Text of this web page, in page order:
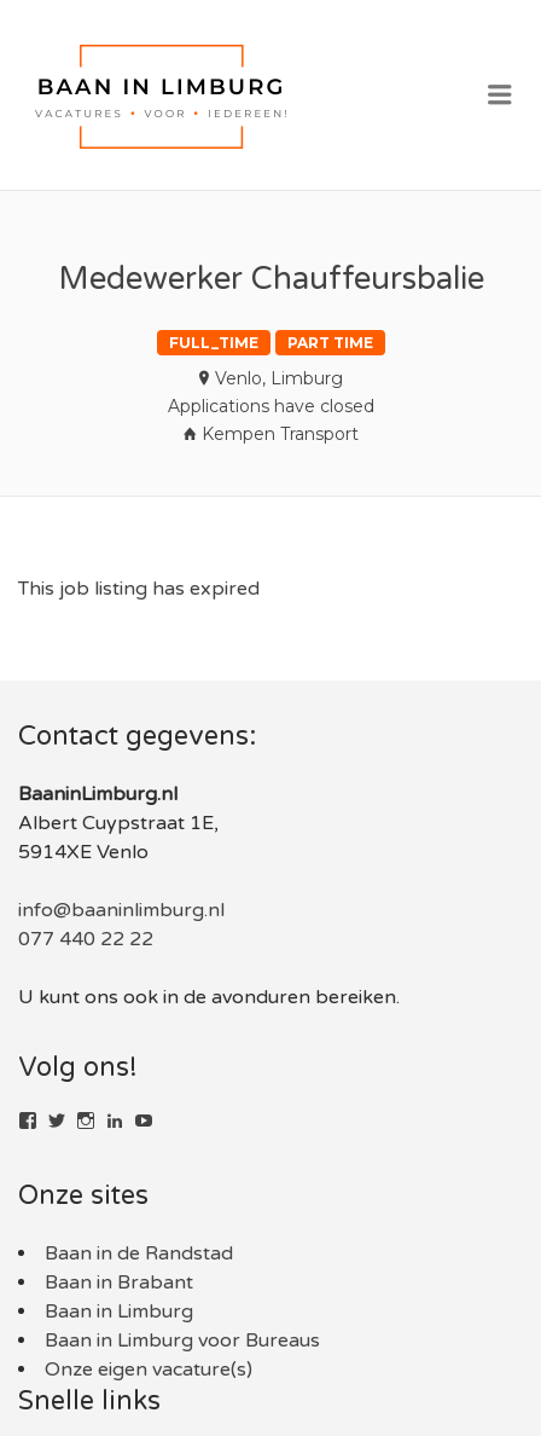
VACATURES IN
Medewerker Chauffeursbalie
FULL_TIME PART TIME
Venlo, Limburg
Applications have closed
Kempen Transport
This job listing has expired
Contact gegevens:
BaaninLimburg.nl
Albert Cuypstraat 1E,
5914XE Venlo
info@baaninlimburg.nl
077 440 22 22
U kunt ons ook in de avonduren bereiken.
Volg ons!
Bekijk
baaninlimburg.nl
Bekijk
BaaninLimburgNL
Bekijk
baaninlimburg.nl
LinkedIn
Onze sites
Baan in de Randstad
Baan in Brabant
Baan in Limburg
Baan in Limburg voor Bureaus
Onze eigen vacature(s)
Snelle links